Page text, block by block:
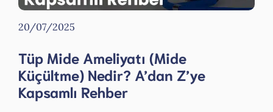
20/07/2025
Tüp Mide Ameliyatı (Mide
Küçültme) Nedir? A’dan Z’ye
Kapsamlı Rehber